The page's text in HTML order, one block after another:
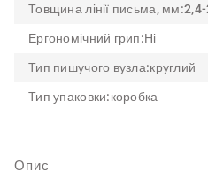
Товщина лінії письма, мм:
Ергономічний грип:Ні
Тип пишучого вузла:круглий
Тип упаковки:коробка
Опис